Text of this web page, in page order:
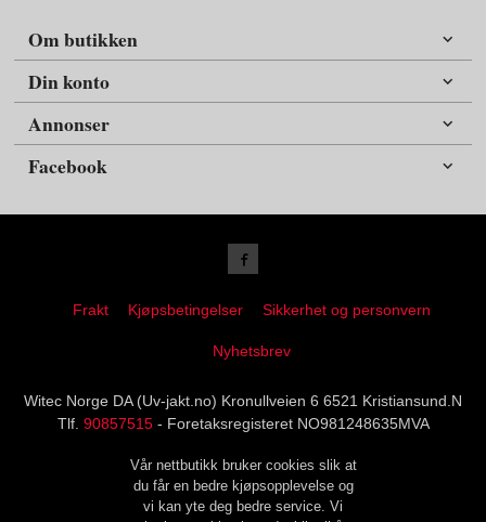
Om butikken
Din konto
Annonser
Facebook
Frakt Kjøpsbetingelser Sikkerhet og personvern
Nyhetsbrev
Witec Norge DA (Uv-jakt.no) Kronullveien 6 6521 Kristiansund.N
Tlf. 90857515- Foretaksregisteret NO981248635MVA
Vår nettbutikk bruker cookies slik at
du får en bedre kjøpsopplevelse og
vi kan yte deg bedre service. Vi